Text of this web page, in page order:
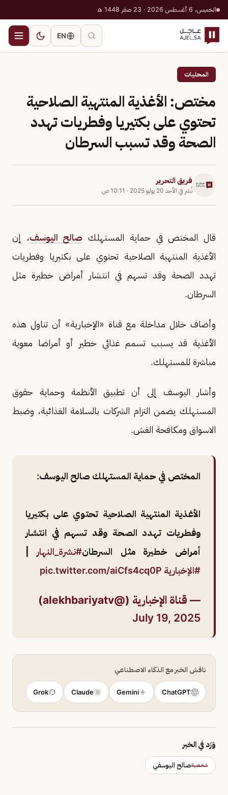
الخميس، 6 أغسطس 2026 · 23 صفر 1448 هـ
EN
المحليات
مختص: الأغذية المنتهية الصلاحية
تحتوي على بكتيريا وفطريات تهدد
الصحة وقد تسبب السرطان
فريق التحرير
نُشر في الأحد 20 يوليو 2025 · 10:11 ص
قال المختص في حماية المستهلك صالح اليوسف، إن
الأغذية المنتهية الصلاحية تحتوي على بكتيريا وفطريات
تهدد الصحة وقد تسهم في انتشار أمراض خطيرة مثل
السرطان.
وأضاف خلال مداخلة مع قناة «الإخبارية» أن تناول هذه
الأغذية قد يسبب تسمم غذائي خطير أو أمراضا معوية
مباشرة للمستهلك.
وأشار اليوسف إلى أن تطبيق الأنظمة وحماية حقوق
المستهلك يضمن التزام الشركات بالسلامة الغذائية، وضبط
الاسواق ومكافحة الغش.
المختص في حماية المستهلك صالح اليوسف:
الأغذية المنتهية الصلاحية تحتوي على بكتيريا
وفطريات تهدد الصحة وقد تسهم في انتشار
أمراض خطيرة مثل السرطان#نشرة_النهار
#الإخبارية pic.twitter.com/aiCfs4cq0P
— قناة الإخبارية (@alekhbariyatv)
July 19, 2025
ناقش الخبر مع الذكاء الاصطناعي
ChatGPT
Gemini
Claude
Grok
وَرَد في الخبر
شخصيةصالح اليوسفي